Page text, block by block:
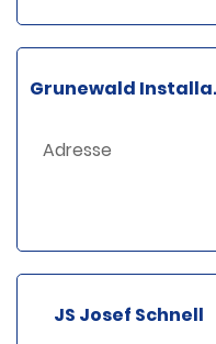
Adresse
JS Josef Schnell